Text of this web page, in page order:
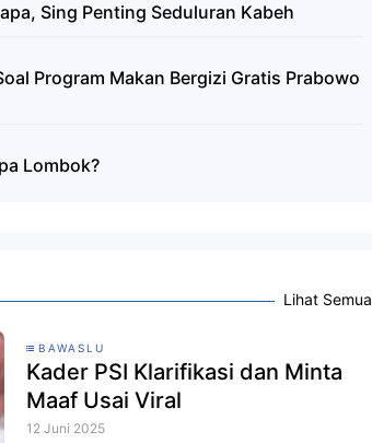
Sing Penting Seduluran Kabeh
Program Makan Bergizi Gratis Prabowo
Lombok?
Lihat Semua
BAWASLU
Kader PSI Klarifikasi dan Minta
Maaf Usai Viral
12 Juni 2025